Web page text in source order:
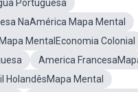
Portuguesa
NaAmérica Mapa Mental
Mapa MentalEconomia Colonial
America
HolandêsMapa Mental